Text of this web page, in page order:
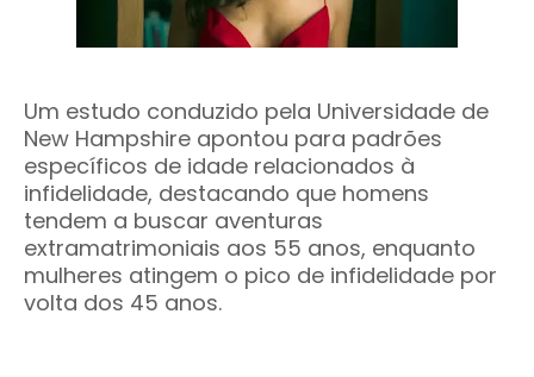
Um estudo conduzido pela Universidade de
New Hampshire apontou para padrões
específicos de idade relacionados à
infidelidade, destacando que homens
tendem a buscar aventuras
extramatrimoniais aos 55 anos, enquanto
mulheres atingem o pico de infidelidade por
volta dos 45 anos.